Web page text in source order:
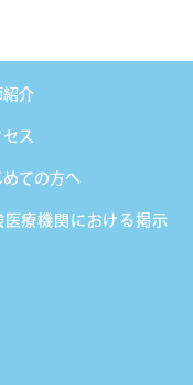
紹介
セス
めての方へ
医療機関における掲示